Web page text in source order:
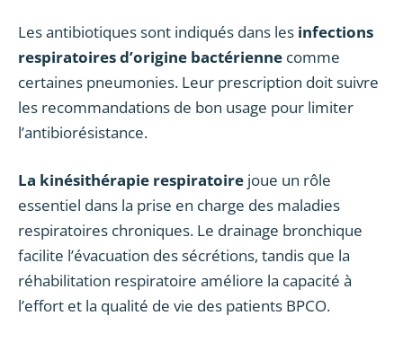
Les antibiotiques sont indiqués dans les infections
respiratoires d’origine bactérienne comme
certaines pneumonies. Leur prescription doit suivre
les recommandations de bon usage pour limiter
l’antibiorésistance.
La kinésithérapie respiratoire joue un rôle
essentiel dans la prise en charge des maladies
respiratoires chroniques. Le drainage bronchique
facilite l’évacuation des sécrétions, tandis que la
réhabilitation respiratoire améliore la capacité à
l’effort et la qualité de vie des patients BPCO.